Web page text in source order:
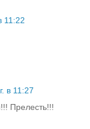
11:22
в 11:27
Прелесть!!!